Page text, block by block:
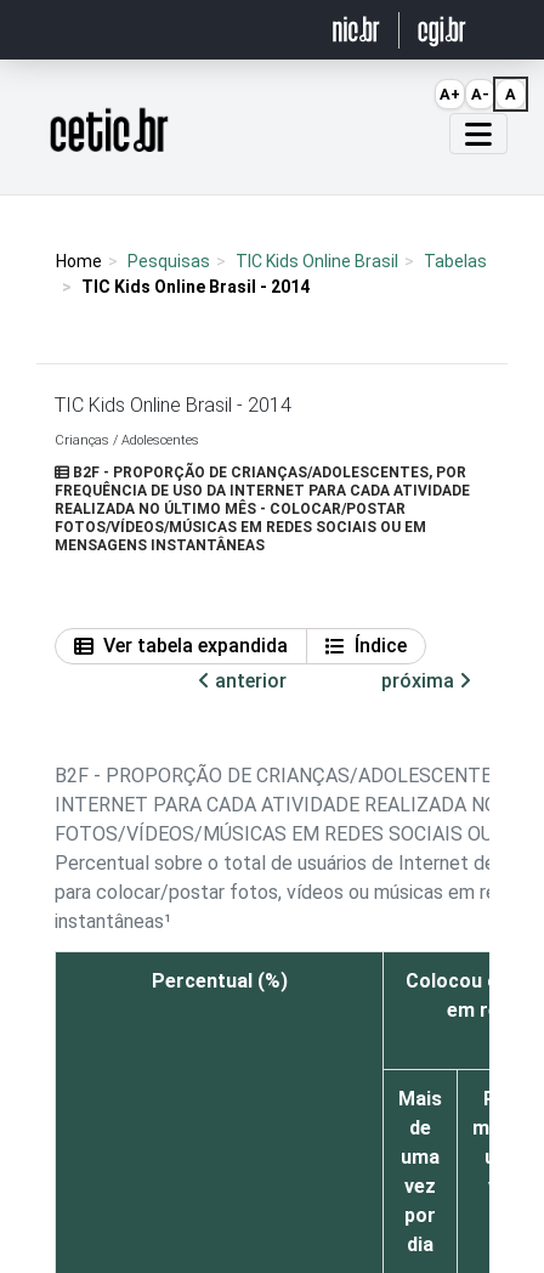
Página inicial
Home Pesquisas TIC Kids Online Brasil
Tabelas
TIC Kids Online Brasil - 2014
TIC Kids Online Brasil - 2014
Crianças / Adolescentes
B2F - PROPORÇÃO DE CRIANÇAS/ADOLESCENTES, POR
FREQUÊNCIA DE USO DA INTERNET PARA CADA ATIVIDADE
REALIZADA NO ÚLTIMO MÊS - COLOCAR/POSTAR
FOTOS/VÍDEOS/MÚSICAS EM REDES SOCIAIS OU EM
MENSAGENS INSTANTÂNEAS
Ver tabela expandida
Índice
anterior
próxima
B2F - PROPORÇÃO DE CRIANÇAS/ADOLESCENTES,
INTERNET PARA CADA ATIVIDADE REALIZADA NO
FOTOS/VÍDEOS/MÚSICAS EM REDES SOCIAIS OU EM
Percentual sobre o total de usuários de Internet de 11 a
para colocar/postar fotos, vídeos ou músicas em redes
instantâneas¹
Percentual (%)
Colocou ou
em redes
Mais
de
uma
vez
por
dia
Pelo
menos
uma
vez
A+ A- A